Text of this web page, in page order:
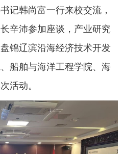
记韩尚富一行来校交流，
辛沛参加座谈，产业研究
锦辽滨沿海经济技术开发
船舶与海洋工程学院、海
活动。